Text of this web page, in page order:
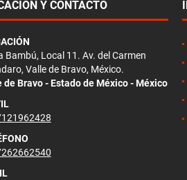
Y CONTACTO
Bambú, Local 11. Av. del Carmen
Valle de Bravo, México.
de Bravo - Estado de México - México